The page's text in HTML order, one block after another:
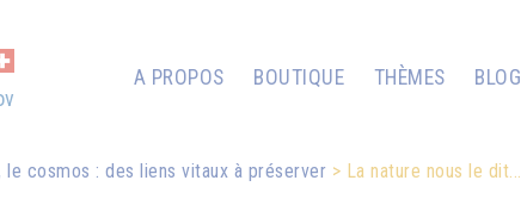
A PROPOS BOUTIQUE THÈMES BLOG
le cosmos : des liens vitaux à préserver La nature nous le dit...